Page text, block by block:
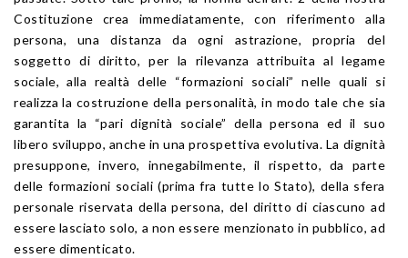
Costituzione crea immediatamente, con riferimento alla
persona, una distanza da ogni astrazione, propria del
soggetto di diritto, per la rilevanza attribuita al legame
sociale, alla realtà delle “formazioni sociali” nelle quali si
realizza la costruzione della personalità, in modo tale che sia
garantita la “pari dignità sociale” della persona ed il suo
libero sviluppo, anche in una prospettiva evolutiva. La dignità
presuppone, invero, innegabilmente, il rispetto, da parte
delle formazioni sociali (prima fra tutte lo Stato), della sfera
personale riservata della persona, del diritto di ciascuno ad
essere lasciato solo, a non essere menzionato in pubblico, ad
essere dimenticato.